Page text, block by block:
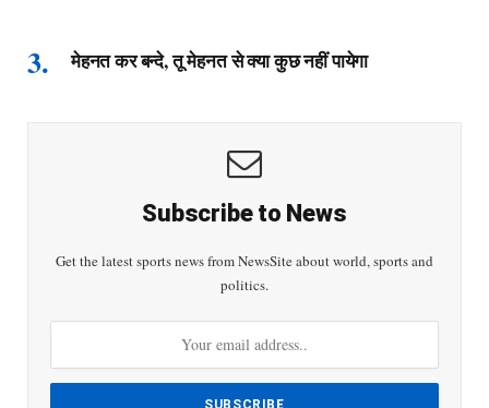
मेहनत कर बन्दे, तू मेहनत से क्या कुछ नहीं पायेगा
Subscribe to News
Get the latest sports news from NewsSite about world, sports and
politics.